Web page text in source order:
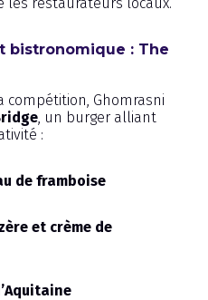
bistronomique : The
compétition, Ghomrasni
, un burger alliant
:
de framboise
et crème de